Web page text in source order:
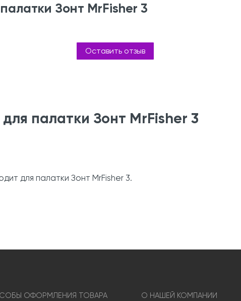
Зонт MrFisher 3
Оставить отзыв
палатки Зонт MrFisher 3
для палатки Зонт MrFisher 3.
ОФОРМЛЕНИЯ ТОВАРА О НАШЕЙ КОМПАНИИ